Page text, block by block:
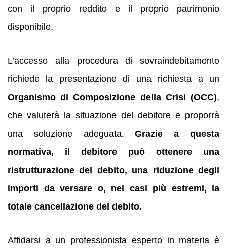
con il proprio reddito e il proprio patrimonio
disponibile.
L’accesso alla procedura di sovraindebitamento
richiede la presentazione di una richiesta a un
Organismo di Composizione della Crisi (OCC),
che valuterà la situazione del debitore e proporrà
una soluzione adeguata.Grazie a questa
normativa, il debitore può ottenere una
ristrutturazione del debito, una riduzione degli
importi da versare o, nei casi più estremi, la
totale cancellazione del debito.
Affidarsi a un professionista esperto in materia è